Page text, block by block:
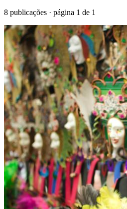
8 publicações · página 1 de 1